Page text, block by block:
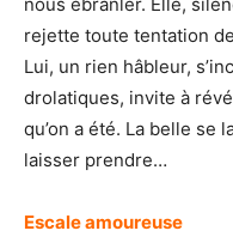
nous ébranler. Elle,
rejette toute tentation
Lui, un rien hâbleur,
drolatiques, invite à
qu’on a été. La belle se
laisser prendre…
Escale amoureuse